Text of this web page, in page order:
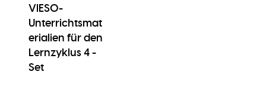
VIESO-
Unterrichtsmat
erialien für den
Lernzyklus 4 -
Set